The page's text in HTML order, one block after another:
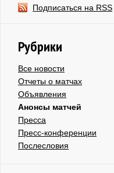
Подписаться на RSS
Рубрики
Все новости
Отчеты о матчах
Объявления
Анонсы матчей
Пресса
Пресс-конференции
Послесловия